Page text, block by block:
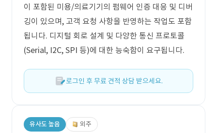
이 포함된 미용/의료기기의 펌웨어 인증 대응 및 디버
깅이 있으며, 고객 요청 사항을 반영하는 작업도 포함
됩니다. 디지털 회로 설계 및 다양한 통신 프로토콜
(Serial, I2C, SPI 등)에 대한 능숙함이 요구됩니다.
로그인 후 무료 견적 상담 받으세요.
유사도 높음 외주